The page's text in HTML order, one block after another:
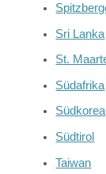
Sri Lanka
St.
Südafrika
Südkorea
Südtirol
Taiwan